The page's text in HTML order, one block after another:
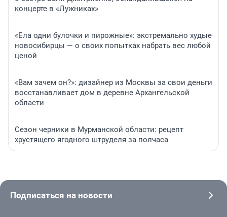
концерте в «Лужниках»
«Ела одни булочки и пирожные»: экстремально худые
новосибирцы — о своих попытках набрать вес любой
ценой
«Вам зачем он?»: дизайнер из Москвы за свои деньги
восстанавливает дом в деревне Архангельской
области
Сезон черники в Мурманской области: рецепт
хрустящего ягодного штруделя за полчаса
Подписаться на новости